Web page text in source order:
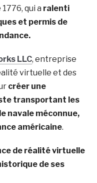
qui a ralenti
et permis de
LLC, entreprise
virtuelle et des
créer une
transportant les
navale méconnue,
américaine.
de réalité virtuelle
de ses